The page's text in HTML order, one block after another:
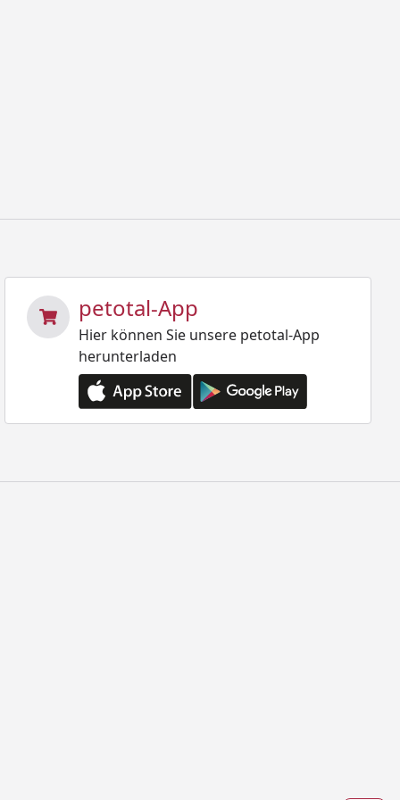
petotal-App
Hier können Sie unsere petotal-App
herunterladen